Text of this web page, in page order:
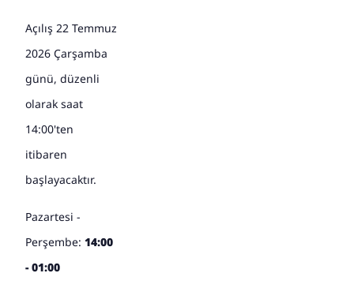
Açılış 22 Temmuz
2026 Çarşamba
günü, düzenli
olarak saat
14:00'ten
itibaren
başlayacaktır.
Pazartesi -
Perşembe: 14:00
- 01:00